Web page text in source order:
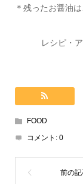
＊残ったお醤油
レシピ・
FOOD
コメント: 0